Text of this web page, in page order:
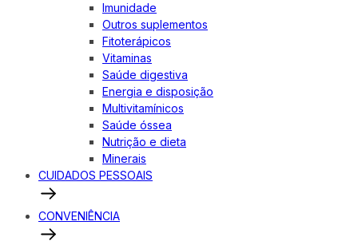
Imunidade
Outros suplementos
Fitoterápicos
Vitaminas
Saúde digestiva
Energia e disposição
Multivitamínicos
Saúde óssea
Nutrição e dieta
Minerais
CUIDADOS PESSOAIS
CONVENIÊNCIA